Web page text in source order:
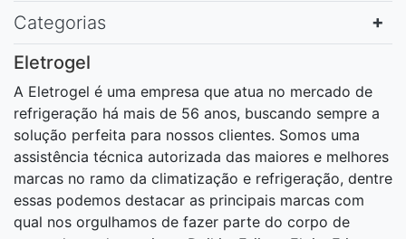
Categorias
Eletrogel
A Eletrogel é uma empresa que atua no mercado de
refrigeração há mais de 56 anos, buscando sempre a
solução perfeita para nossos clientes. Somos uma
assistência técnica autorizada das maiores e melhores
marcas no ramo da climatização e refrigeração, dentre
essas podemos destacar as principais marcas com
qual nos orgulhamos de fazer parte do corpo de